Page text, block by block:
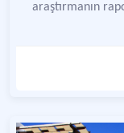
araştırmanın